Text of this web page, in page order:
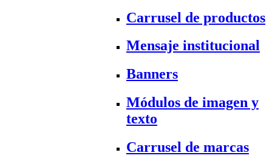
Carrusel de productos
Mensaje institucional
Banners
Módulos de imagen y
texto
Carrusel de marcas